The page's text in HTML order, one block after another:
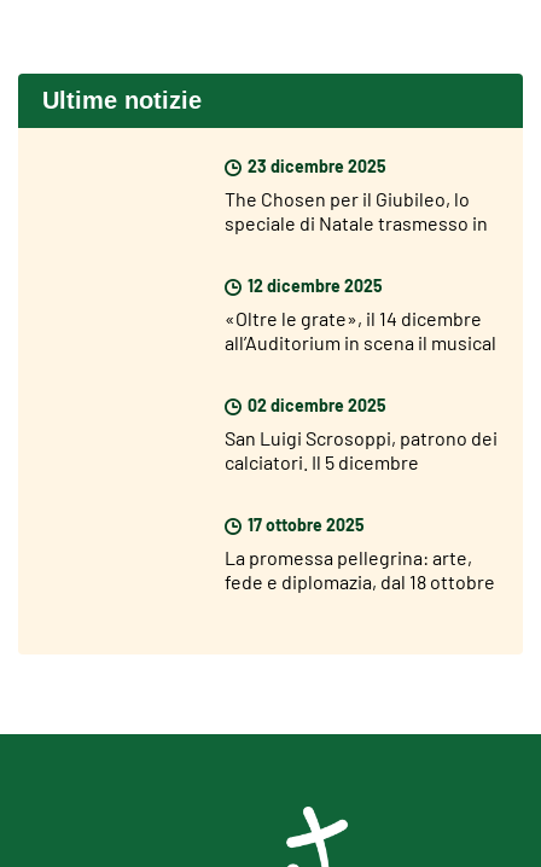
Ultime notizie
23 dicembre 2025
The Chosen per il Giubileo, lo
speciale di Natale trasmesso in
12 dicembre 2025
«Oltre le grate», il 14 dicembre
all’Auditorium in scena il musical
02 dicembre 2025
San Luigi Scrosoppi, patrono dei
calciatori. Il 5 dicembre
17 ottobre 2025
La promessa pellegrina: arte,
fede e diplomazia, dal 18 ottobre